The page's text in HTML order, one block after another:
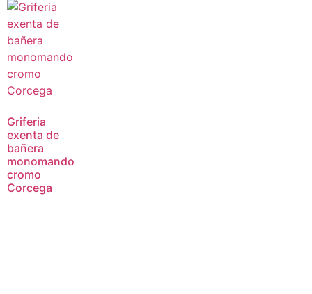
Griferia
exenta de
bañera
monomando
cromo
Corcega